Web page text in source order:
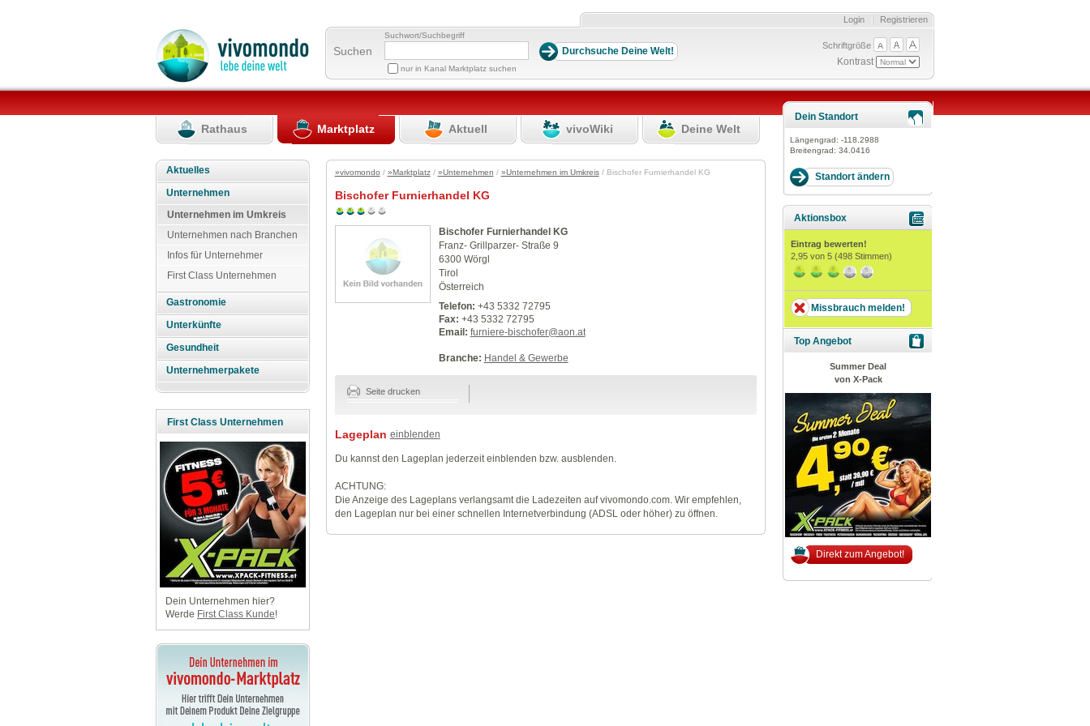
Registrieren
Login
Suchen
Suchwort/Suchbegriff
nur in Kanal Marktplatz suchen
Schriftgröße
Kontrast
Rathaus Marktplatz Aktuell vivoWiki Deine Welt
Aktuelles
Unternehmen
Unternehmen im Umkreis
Unternehmen nach Branchen
Infos für Unternehmer
First Class Unternehmen
Gastronomie
Unterkünfte
Gesundheit
Unternehmerpakete
First Class Unternehmen
Dein Unternehmen hier?
Werde First Class Kunde!
»vivomondo / »Marktplatz/ »Unternehmen / »Unternehmen im Umkreis/ Bischofer Furnierhandel KG
Bischofer Furnierhandel KG
Bischofer Furnierhandel KG
Franz- Grillparzer- Straße 9
6300 Wörgl
Tirol
Österreich
Telefon: +43 5332 72795
Fax: +43 5332 72795
Email: furniere-bischofer@aon.at
Branche: Handel & Gewerbe
Seite drucken
Lageplan einblenden
Du kannst den Lageplan jederzeit einblenden bzw. ausblenden.
ACHTUNG:
Die Anzeige des Lageplans verlangsamt die Ladezeiten auf vivomondo.com. Wir empfehlen,
den Lageplan nur bei einer schnellen Internetverbindung (ADSL oder höher) zu öffnen.
Dein Standort
Längengrad: -118.2988
Breitengrad: 34.0416
Aktionsbox
Eintrag bewerten!
2,95 von 5 (498 Stimmen)
Missbrauch melden!
Top Angebot
Summer Deal
von X-Pack
Direkt zum Angebot!